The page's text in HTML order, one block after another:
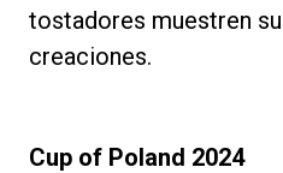
tostadores muestren
creaciones.
Cup of Poland 2024